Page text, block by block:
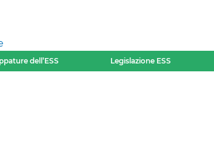
dell’ESS Legislazione ESS